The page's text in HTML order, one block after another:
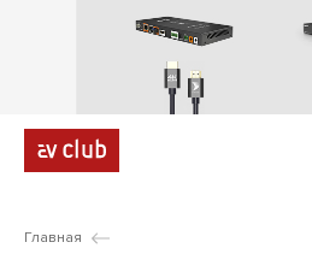
Главная